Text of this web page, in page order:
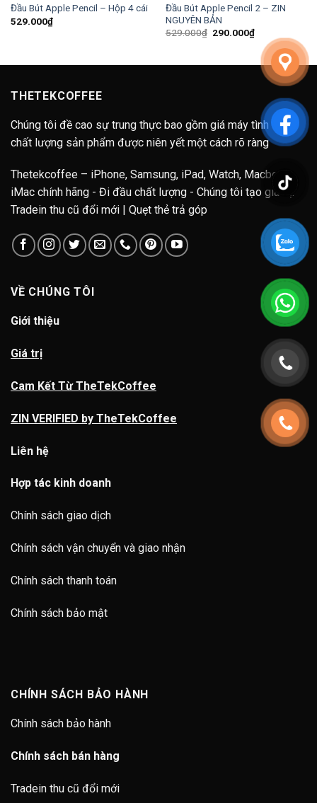
Đầu Bút Apple Pencil – Hộp 4 cái
529.000₫
Đầu Bút Apple Pencil 2 – ZIN
NGUYÊN BẢN
529.000₫ Giá
290.000₫Giá
hiện
tại
là:
290.000₫.
THETEKCOFFEE
Chúng tôi đề cao sự trung thực bao gồm giá máy tình trạng
chất lượng sản phẩm được niên yết một cách rõ ràng
Thetekcoffee – iPhone, Samsung, iPad, Watch, Macbook,
iMac chính hãng - Đi đầu chất lượng - Chúng tôi tạo giá trị.
Tradein thu cũ đổi mới | Quẹt thẻ trả góp
VỀ CHÚNG TÔI
Giới thiệu
Giá trị
Cam Kết Từ TheTekCoffee
ZIN VERIFIED by TheTekCoffee
Liên hệ
Hợp tác kinh doanh
Chính sách giao dịch
Chính sách vận chuyển và giao nhận
Chính sách thanh toán
Chính sách bảo mật
CHÍNH SÁCH BẢO HÀNH
Chính sách bảo hành
Chính sách bán hàng
Tradein thu cũ đổi mới